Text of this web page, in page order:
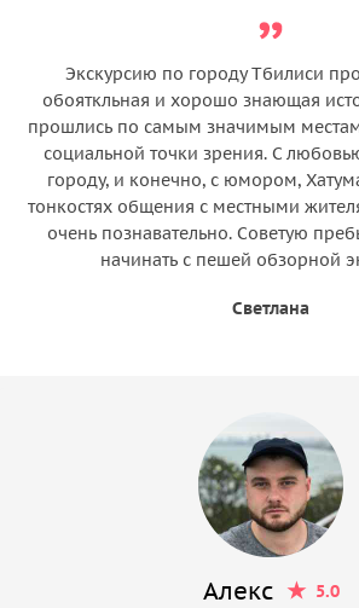
Экскурсию по городу Тбилиси
обояткльная и хорошо знающая
прошлись по самым значимым
социальной точки зрения. С
городу, и конечно, с юмором,
тонкостях общения с местными
очень познавательно. Советую
начинать с пешей обзорной
Светлана
Алекс
5.0